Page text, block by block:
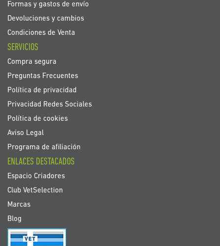
Formas y gastos de envío
Devoluciones y cambios
Condiciones de Venta
SERVICIOS
Compra segura
Preguntas Frecuentes
Política de privacidad
Privacidad Redes Sociales
Política de cookies
Aviso Legal
Programa de afiliación
ENLACES DESTACADOS
Espacio Criadores
Club VetSelection
Marcas
Blog